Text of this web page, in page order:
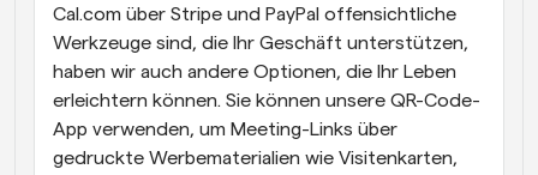
Cal.com über Stripe und PayPal offensichtliche
Werkzeuge sind, die Ihr Geschäft unterstützen,
haben wir auch andere Optionen, die Ihr Leben
erleichtern können. Sie können unsere QR-Code-
App verwenden, um Meeting-Links über
gedruckte Werbematerialien wie Visitenkarten,